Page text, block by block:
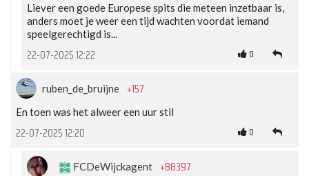
Liever een goede Europese spits die meteen inzetbaar is,
anders moet je weer een tijd wachten voordat iemand
speelgerechtigd is...
22-07-2025 12:22 0
ruben_de_bruijne +157
En toen was het alweer een uur stil
22-07-2025 12:20 0
FCDeWijckagent +88397